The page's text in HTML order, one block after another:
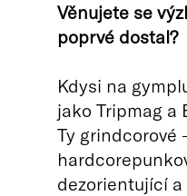
Věnujete se
poprvé dostal?
Kdysi na
jako Tripmag a
Ty grindcorové
dezorientující a